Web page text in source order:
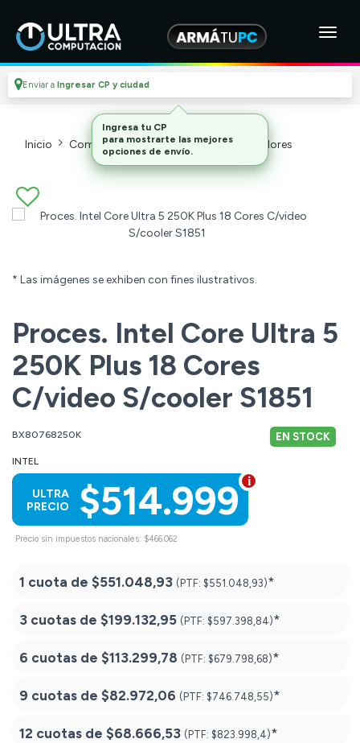
Enviar a Ingresar CP y ciudad
Inicio Componentes De Pc Microprocesadores
* Las imágenes se exhiben con fines ilustrativos.
Proces. Intel Core Ultra 5
250K Plus 18 Cores
C/video S/cooler S1851
BX80768250K EN STOCK
INTEL
$514.999
ULTRA
PRECIO
Precio sin impuestos nacionales: $466.062
1 cuota de $551.048,93 (PTF: $551.048,93)*
3 cuotas de $199.132,95 (PTF: $597.398,84)*
6 cuotas de $113.299,78 (PTF: $679.798,68)*
9 cuotas de $82.972,06 (PTF: $746.748,55)*
12 cuotas de $68.666,53 (PTF: $823.998,4)*
Ingresa tu CP
para mostrarte las mejores
opciones de envío.